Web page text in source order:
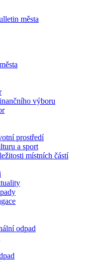
města
výboru
prostředí
a sport
místních částí
odpad